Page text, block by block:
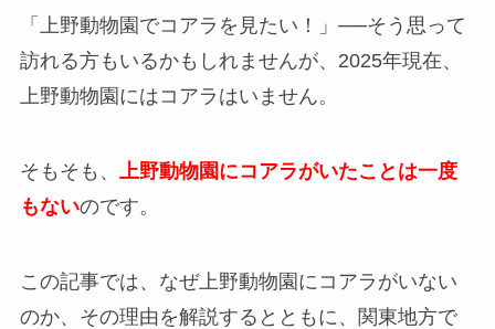
「上野動物園でコアラを見たい！」──そう思って
訪れる方もいるかもしれませんが、2025年現在、
上野動物園にはコアラはいません。
そもそも、 上野動物園にコアラがいたことは一度
もないのです。
この記事では、なぜ上野動物園にコアラがいない
のか、その理由を解説するとともに、関東地方で